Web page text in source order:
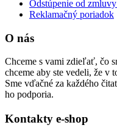
Odstúpenie od
Reklamačný poriadok
O nás
Chceme s vami zdieľať, čo
chceme aby ste vedeli, že v
Sme vďačné za každého
ho podporia.
Kontakty e-shop